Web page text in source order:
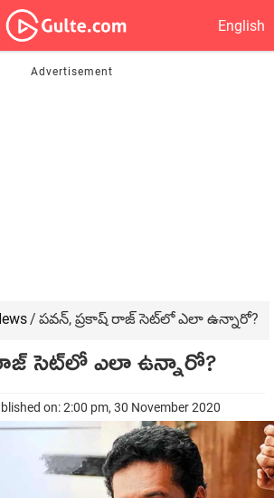
English
/ పవన్, ప్రకాష్ రాజ్ సెట్‌లో ఎలా ఉన్నారో?
సెట్‌లో ఎలా ఉన్నారో?
on: 2:00 pm, 30 November 2020